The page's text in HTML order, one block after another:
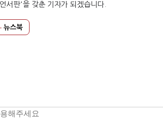
서판'을 갖춘 기자가 되겠습니다.
뉴스북